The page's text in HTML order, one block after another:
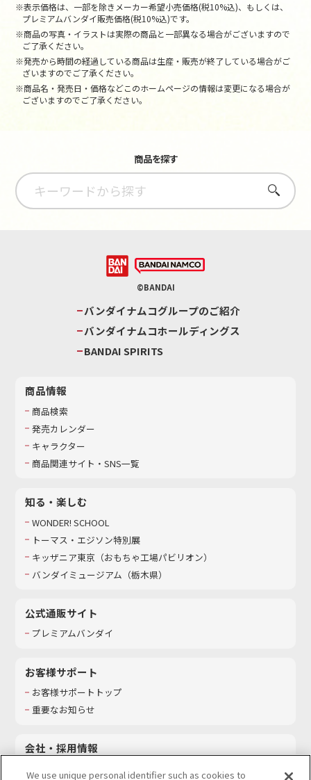
※表示価格は、一部を除きメーカー希望小売価格(税10%込)、もしくは、
プレミアムバンダイ販売価格(税10%込)です。
※商品の写真・イラストは実際の商品と一部異なる場合がございますので
ご了承ください。
※発売から時間の経過している商品は生産・販売が終了している場合がご
ざいますのでご了承ください。
※商品名・発売日・価格などこのホームページの情報は変更になる場合が
ございますのでご了承ください。
商品を探す
さがす
©BANDAI
バンダイナムコグループのご紹介
バンダイナムコホールディングス
BANDAI SPIRITS
商品情報
商品検索
発売カレンダー
キャラクター
商品関連サイト・SNS一覧
知る・楽しむ
WONDER! SCHOOL
トーマス・エジソン特別展
キッザニア東京（おもちゃ工場パビリオン）​
バンダイミュージアム（栃木県）
公式通販サイト
プレミアムバンダイ
お客様サポート
お客様サポートトップ
重要なお知らせ
会社・採用情報
We use unique personal identifier such as cookies to